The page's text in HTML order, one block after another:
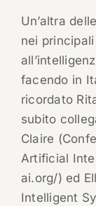
Un’altra
nei
facendo in
ricordato
subito
Claire
Artificial
ai.org/) ed
Intelligent